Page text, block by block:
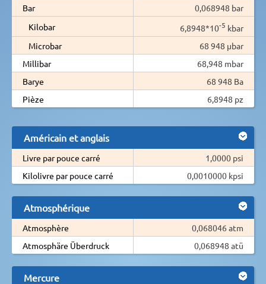
Bar
0,068948 bar
Kilobar
6,8948*10-5 kbar
Microbar
68 948 µbar
Millibar
68,948 mbar
Barye
68 948 Ba
Pièze
6,8948 pz
Américain et anglais
Livre par pouce carré
1,0000 psi
Kilolivre par pouce carré
0,0010000 kpsi
Atmosphérique
Atmosphère
0,068046 atm
Atmosphäre Überdruck
0,068948 atü
Mercure